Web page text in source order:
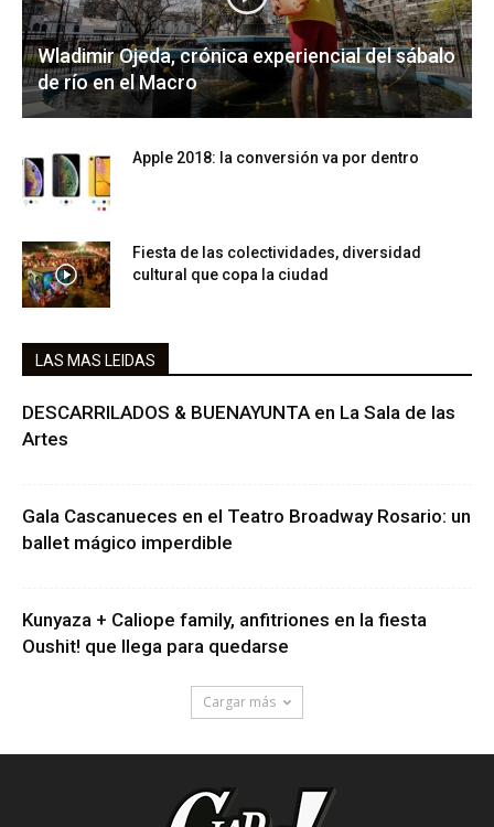
Wladimir Ojeda, crónica experiencial del sábalo
de río en el Macro
Apple 2018: la conversión va por dentro
Fiesta de las colectividades, diversidad
cultural que copa la ciudad
LAS MAS LEIDAS
DESCARRILADOS & BUENAYUNTA en La Sala de las
Artes
Gala Cascanueces en el Teatro Broadway Rosario: un
ballet mágico imperdible
Kunyaza + Caliope family, anfitriones en la fiesta
Oushit! que llega para quedarse
Cargar más